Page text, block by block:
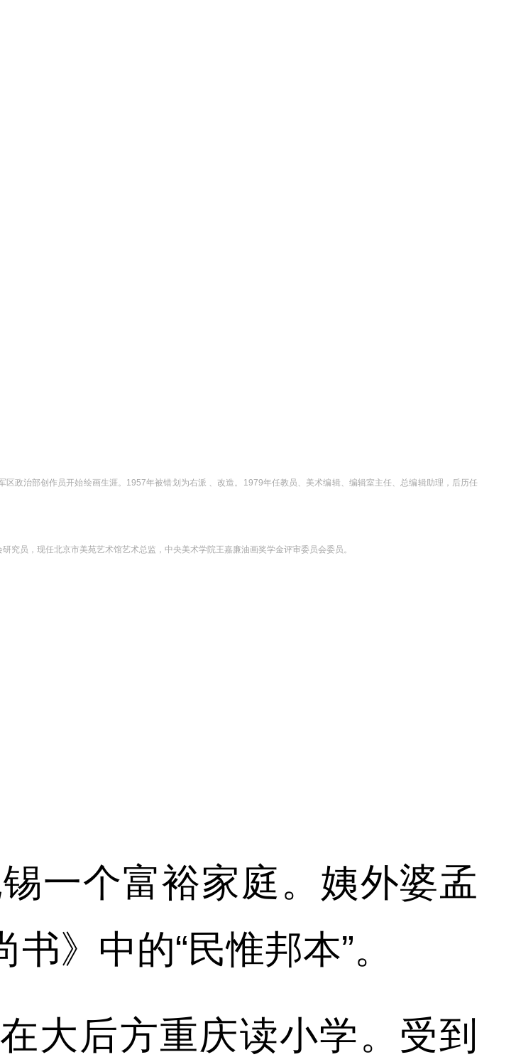
政治部创作员开始绘画生涯。1957年被错划为右派 、改造。1979年任教员、美术编辑、编辑室主任、总编辑助理，后历任
员，现任北京市美苑艺术馆艺术总监，中央美术学院王嘉廉油画奖学金评审委员会委员。
一个富裕家庭。姨外婆孟
书》中的“民惟邦本”。
大后方重庆读小学。受到